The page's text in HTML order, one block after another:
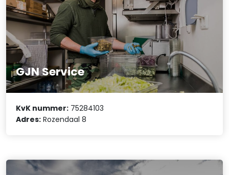
GJN Service
KvK nummer: 75284103
Adres: Rozendaal 8